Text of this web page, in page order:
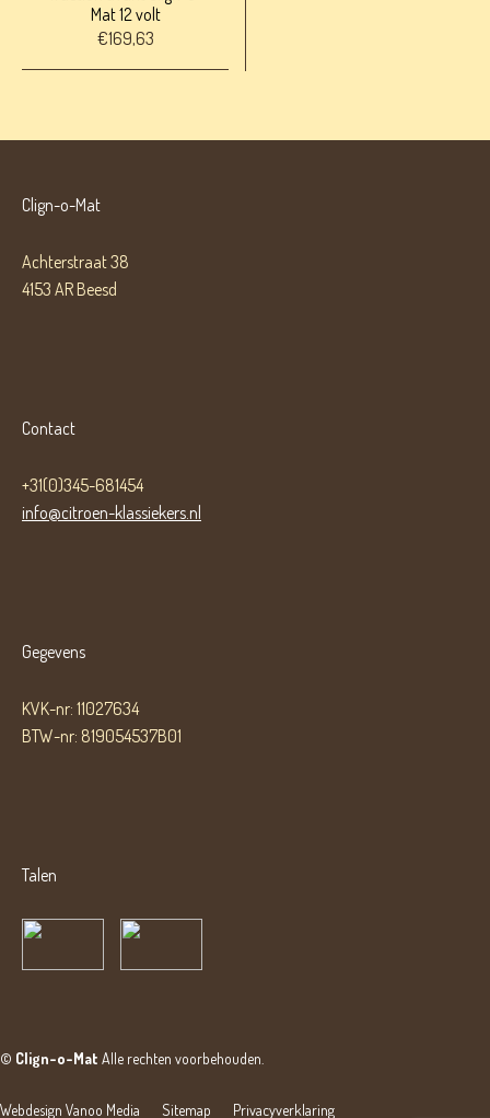
Mat 12 volt
€169,63
Clign-o-Mat
Achterstraat 38
4153 AR Beesd
Contact
+31(0)345-681454
info@citroen-klassiekers.nl
Gegevens
KVK-nr: 11027634
BTW-nr: 819054537B01
Talen
© Clign-o-Mat Alle rechten voorbehouden.
Webdesign Vanoo Media Sitemap Privacyverklaring